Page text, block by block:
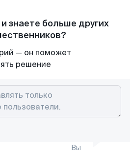
знаете больше других
— он поможет
решение
Вы